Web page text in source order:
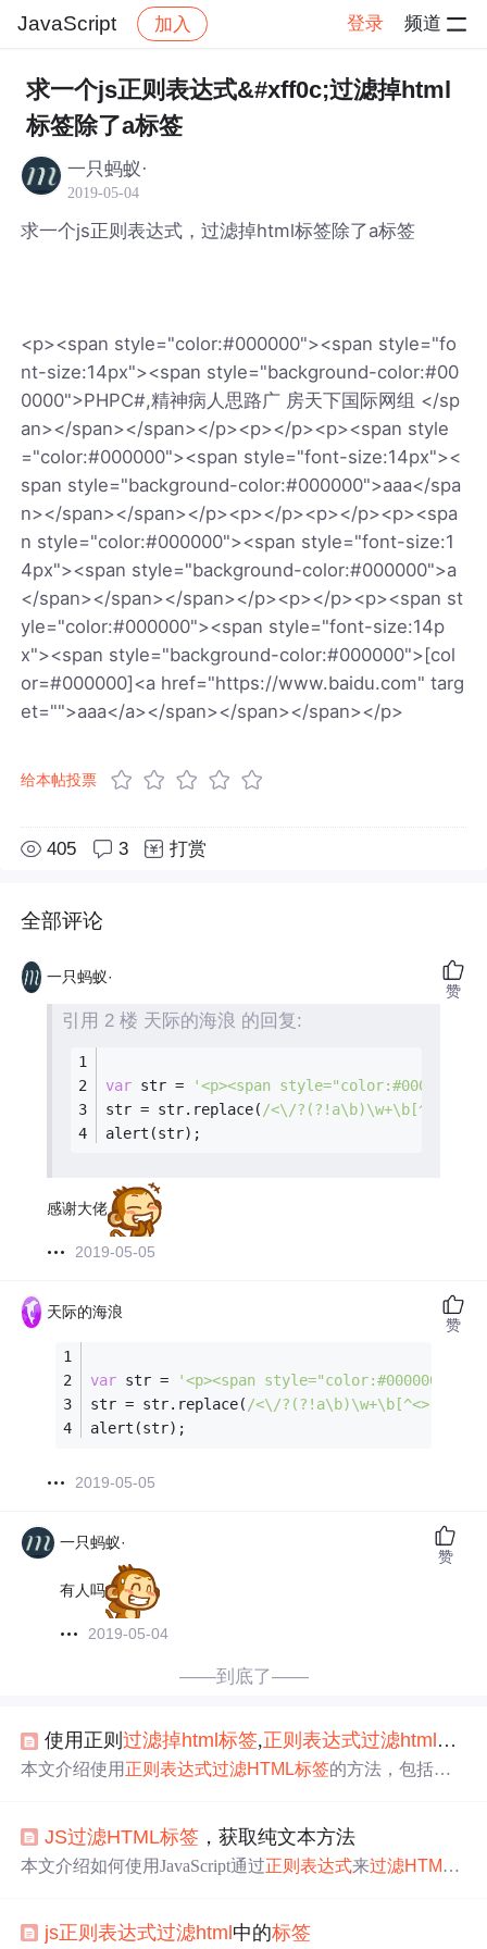
JavaScript 加入 登录 频道
社区 JavaScript 帖子详情
求一个js正则表达式&#xff0c;过滤掉html
标签除了a标签
一只蚂蚁·
2019-05-04
求一个js正则表达式，过滤掉html标签除了a标签
<p><span style="color:#000000"><span style="fo
nt-size:14px"><span style="background-color:#00
0000">PHPC#,精神病人思路广 房天下国际网组 </sp
an></span></span></p><p></p><p><span style
="color:#000000"><span style="font-size:14px"><
span style="background-color:#000000">aaa</spa
n></span></span></p><p></p><p></p><p><spa
n style="color:#000000"><span style="font-size:1
4px"><span style="background-color:#000000">a
</span></span></span></p><p></p><p><span st
yle="color:#000000"><span style="font-size:14p
x"><span style="background-color:#000000">[col
or=#000000]<a href="https://www.baidu.com" targ
et="">aaa</a></span></span></span></p>
给本帖投票
405 3 打赏
全部评论
一只蚂蚁·
引用 2 楼 天际的海浪 的回复:
var str =
'<p><span
str = str.replace( /<\/?(?!a\b)\w+\b[^<>]*>/
alert(str);
感谢大佬
2019-05-05
赞
天际的海浪
var str =
'<p><span
str = str.replace( /<\/?(?!a\b)\w+\b[^<>]*>/g
alert(str);
2019-05-05
赞
一只蚂蚁·
有人吗
2019-05-04
赞
——到底了——
使用正则过滤掉html标签,正则表达式过滤html 标签
本文介绍使用 正则表达式过滤HTML标签的方法，包括去
JS过滤HTML标签 ，获取纯文本方法
本文介绍如何使用JavaScript通过正则表达式来过滤HTML
js正则表达式过滤html中的标签